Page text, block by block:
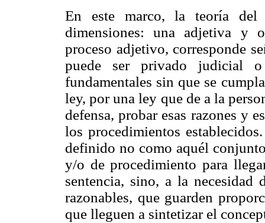
En este marco, la teoría del
dimensiones: una adjetiva y
proceso adjetivo, corresponde
puede ser privado judicial o
fundamentales sin que se
ley, por una ley que de a la
defensa, probar esas razones y
los procedimientos
definido no como aquél
y/o de procedimiento para
sentencia, sino, a la necesidad
razonables, que guarden
que lleguen a sintetizar el